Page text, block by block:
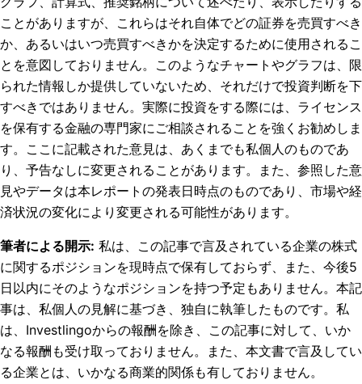
ことがありますが、これらはそれ自体でどの証券を売買すべき
か、あるいはいつ売買すべきかを決定するために使用されるこ
とを意図しておりません。このようなチャートやグラフは、限
られた情報しか提供していないため、それだけで投資判断を下
すべきではありません。実際に投資をする際には、ライセンス
を保有する金融の専門家にご相談されることを強くお勧めしま
す。ここに記載された意見は、あくまでも私個人のものであ
り、予告なしに変更されることがあります。また、参照した意
見やデータは本レポートの発表日時点のものであり、市場や経
済状況の変化により変更される可能性があります。
筆者による開示: 私は、この記事で言及されている企業の株式
に関するポジションを現時点で保有しておらず、また、今後5
日以内にそのようなポジションを持つ予定もありません。 本記
事は、私個人の見解に基づき、独自に執筆したものです。私
は、Investlingoからの報酬を除き、この記事に対して、いか
なる報酬も受け取っておりません。また、本文書で言及してい
る企業とは、いかなる商業的関係も有しておりません。